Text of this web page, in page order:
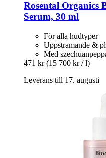
Rosental Organics
Serum, 30 ml
För alla hudtyper
Uppstramande &
Med
471 kr (15 700 kr / l)
Leverans till 17. augusti